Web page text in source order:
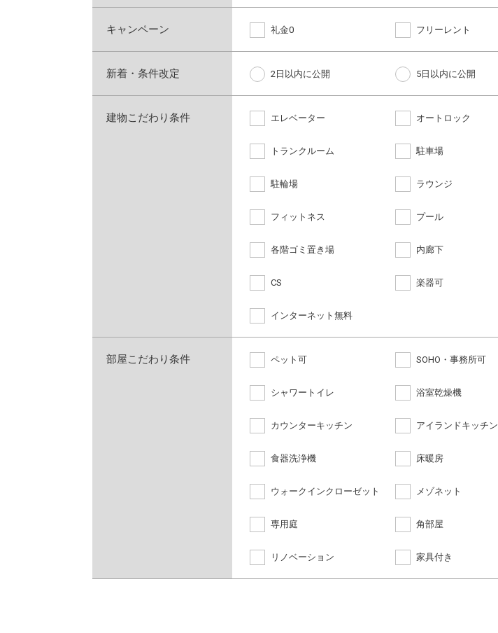
キャンペーン 礼金0 フリーレント
新着・条件改定 2日以内に公開 5日以内に公開
建物こだわり条件 エレベーター オートロック
トランクルーム 駐車場
駐輪場 ラウンジ
フィットネス プール
各階ゴミ置き場 内廊下
CS 楽器可
インターネット無料
部屋こだわり条件 ペット可 SOHO・事務所可
シャワートイレ 浴室乾燥機
カウンターキッチン アイランドキッチン
食器洗浄機 床暖房
ウォークインクローゼット メゾネット
専用庭 角部屋
リノベーション 家具付き